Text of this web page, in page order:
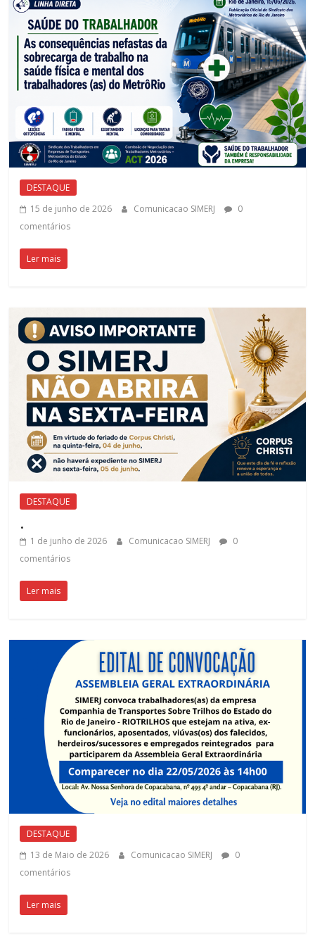
luta
dos
metroviários(as)
Rio
Janeiro.
DESTAQUE
15 de junho de 2026
Comunicacao SIMERJ
0
comentários
Ler mais
DESTAQUE
.
1 de junho de 2026 Comunicacao SIMERJ
0
comentários
Ler mais
DESTAQUE
13 de Maio de 2026
Comunicacao SIMERJ
0
comentários
Ler mais